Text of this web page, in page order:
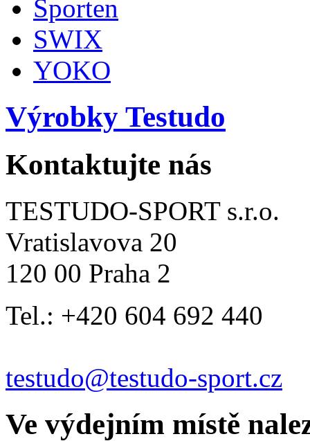
Sporten
SWIX
YOKO
Výrobky Testudo
Kontaktujte nás
TESTUDO-SPORT s.r.o.
Vratislavova 20
120 00 Praha 2
Tel.: +420 604 692 440
testudo@testudo-sport.cz
Ve výdejním místě